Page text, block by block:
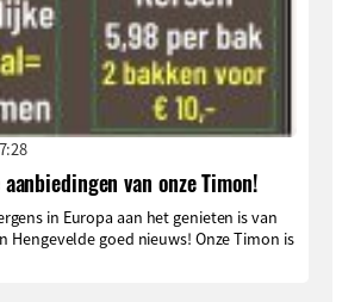
van onze Timon!
in Europa aan het genieten is van
Hengevelde goed nieuws! Onze Timon is